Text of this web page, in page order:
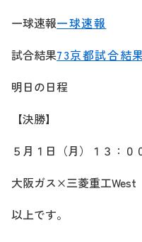
一球速報一球速報
試合結果73京都試合結
明日の日程
【決勝】
５月１日（月）１３：０
大阪ガス×三菱重工West
以上です。